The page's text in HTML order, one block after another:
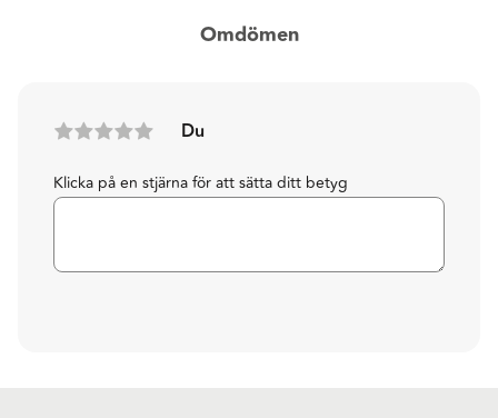
Omdömen
Du
Klicka på en stjärna för att sätta ditt betyg